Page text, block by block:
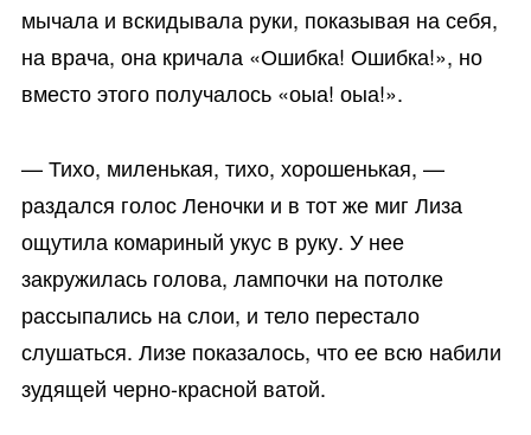
мычала и вскидывала руки, показывая на себя,
на врача, она кричала «Ошибка! Ошибка!», но
вместо этого получалось «оыа! оыа!».
— Тихо, миленькая, тихо, хорошенькая, —
раздался голос Леночки и в тот же миг Лиза
ощутила комариный укус в руку. У нее
закружилась голова, лампочки на потолке
рассыпались на слои, и тело перестало
слушаться. Лизе показалось, что ее всю набили
зудящей черно-красной ватой.